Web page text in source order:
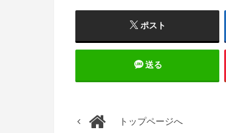
ポスト
送る
トップページへ